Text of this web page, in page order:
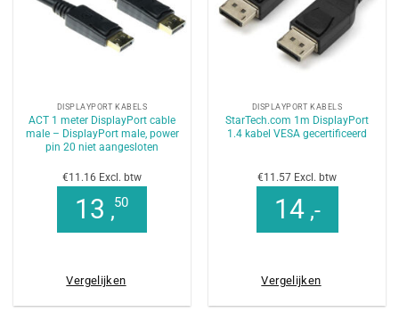
DISPLAYPORT KABELS
ACT 1 meter DisplayPort cable
male – DisplayPort male, power
pin 20 niet aangesloten
€11.16 Excl. btw
13 ,50
Vergelijken
DISPLAYPORT KABELS
StarTech.com 1m DisplayPort
1.4 kabel VESA gecertificeerd
€11.57 Excl. btw
14,-
Vergelijken